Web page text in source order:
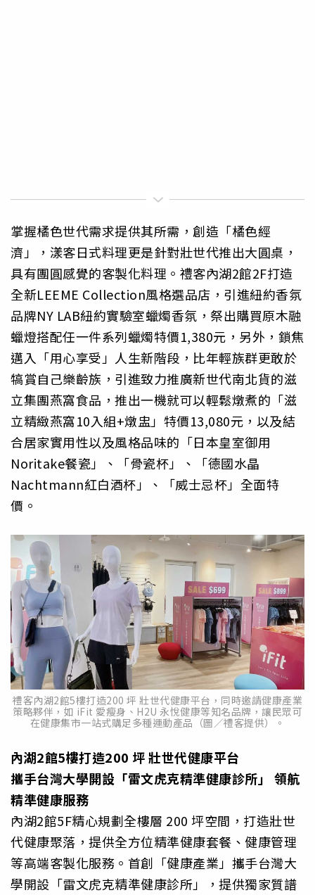
掌握橘色世代需求提供其所需，創造「橘色經
濟」，漾客日式料理更是針對壯世代推出大圓桌，
具有團圓感覺的客製化料理。禮客內湖2館2F打造
全新LEEME Collection風格選品店，引進紐約香氛
品牌NY LAB紐約實驗室蠟燭香氛，祭出購買原木融
蠟燈搭配任一件系列蠟燭特價1,380元，另外，鎖焦
邁入「用心享受」人生新階段，比年輕族群更敢於
犒賞自己樂齡族，引進致力推廣新世代南北貨的滋
立集團燕窩食品，推出一機就可以輕鬆燉煮的「滋
立精緻燕窩10入組+燉盅」特價13,080元，以及結
合居家實用性以及風格品味的「日本皇室御用
Noritake餐瓷」、「骨瓷杯」、「德國水晶
Nachtmann紅白酒杯」、「威士忌杯」全面特
價。
禮客內湖2館5樓打造200 坪 壯世代健康平台，同時邀請健康產業
策略夥伴，如 iFit 愛瘦身、H2U 永悅健康等知名品牌，讓民眾可
在健康集市一站式購足多種運動產品（圖／禮客提供）。
內湖2館5樓打造200 坪 壯世代健康平台
攜手台灣大學開設「雷文虎克精準健康診所」 領航
精準健康服務
內湖2館5F精心規劃全樓層 200 坪空間，打造壯世
代健康聚落，提供全方位精準健康套餐、健康管理
等高端客製化服務。首創「健康產業」攜手台灣大
學開設「雷文虎克精準健康診所」，提供獨家質譜